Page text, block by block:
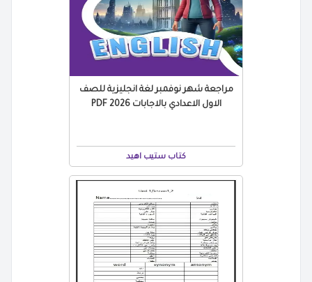
مراجعة شهر نوفمبر لغة انجليزية للصف
الاول الاعدادي بالاجابات 2026 PDF
كتاب ستيب اهيد